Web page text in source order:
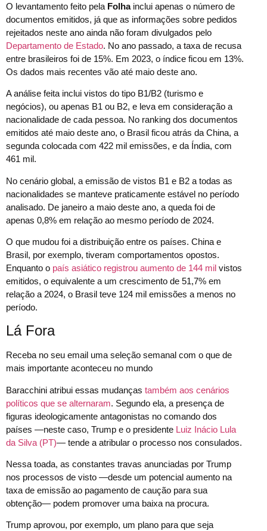
O levantamento feito pela Folha inclui apenas o número de
documentos emitidos, já que as informações sobre pedidos
rejeitados neste ano ainda não foram divulgados pelo
Departamento de Estado. No ano passado, a taxa de recusa
entre brasileiros foi de 15%. Em 2023, o índice ficou em 13%.
Os dados mais recentes vão até maio deste ano.
A análise feita inclui vistos do tipo B1/B2 (turismo e
negócios), ou apenas B1 ou B2, e leva em consideração a
nacionalidade de cada pessoa. No ranking dos documentos
emitidos até maio deste ano, o Brasil ficou atrás da China, a
segunda colocada com 422 mil emissões, e da Índia, com
461 mil.
No cenário global, a emissão de vistos B1 e B2 a todas as
nacionalidades se manteve praticamente estável no período
analisado. De janeiro a maio deste ano, a queda foi de
apenas 0,8% em relação ao mesmo período de 2024.
O que mudou foi a distribuição entre os países. China e
Brasil, por exemplo, tiveram comportamentos opostos.
Enquanto o país asiático registrou aumento de 144 mil vistos
emitidos, o equivalente a um crescimento de 51,7% em
relação a 2024, o Brasil teve 124 mil emissões a menos no
período.
Lá Fora
Receba no seu email uma seleção semanal com o que de
mais importante aconteceu no mundo
Baracchini atribui essas mudanças também aos cenários
políticos que se alternaram. Segundo ela, a presença de
figuras ideologicamente antagonistas no comando dos
países —neste caso, Trump e o presidente Luiz Inácio Lula
da Silva (PT)— tende a atribular o processo nos consulados.
Nessa toada, as constantes travas anunciadas por Trump
nos processos de visto —desde um potencial aumento na
taxa de emissão ao pagamento de caução para sua
obtenção— podem promover uma baixa na procura.
Trump aprovou, por exemplo, um plano para que seja